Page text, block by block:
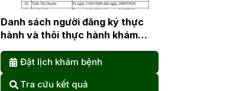
Danh sách người đăng ký thực
hành và thôi thực hành khám
bệnh, chữa bệnh
Đặt lịch khám bệnh
Tra cứu kết quả